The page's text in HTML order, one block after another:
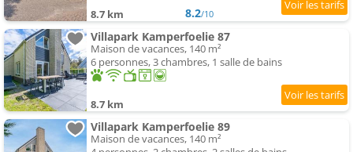
8.7 km 8.2/10
Villapark Kamperfoelie 87
Maison de vacances, 140 m²
6 personnes, 3 chambres, 1 salle de bains
8.7 km
Villapark Kamperfoelie 89
Maison de vacances, 140 m²